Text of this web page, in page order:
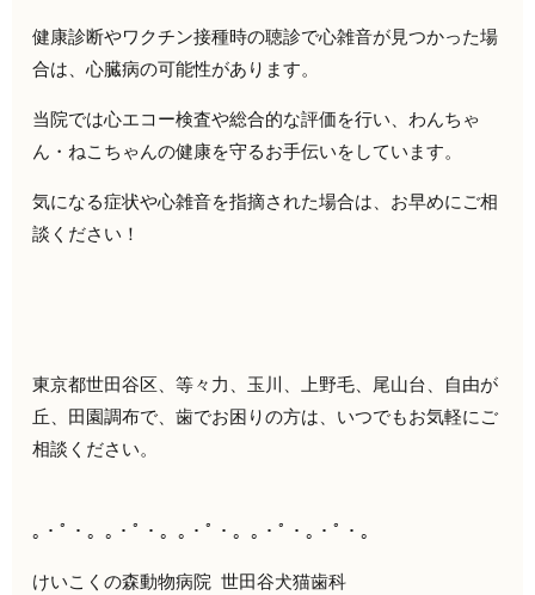
健康診断やワクチン接種時の聴診で心雑音が見つかった場
合は、心臓病の可能性があります。
当院では心エコー検査や総合的な評価を行い、わんちゃ
ん・ねこちゃんの健康を守るお手伝いをしています。
気になる症状や心雑音を指摘された場合は、お早めにご相
談ください！
東京都世田谷区、等々力、玉川、上野毛、尾山台、自由が
丘、田園調布で、歯でお困りの方は、いつでもお気軽にご
相談ください。
｡・ﾟ・。｡・ﾟ・。｡・ﾟ・。｡・ﾟ・｡・ﾟ・。
けいこくの森動物病院 世田谷犬猫歯科